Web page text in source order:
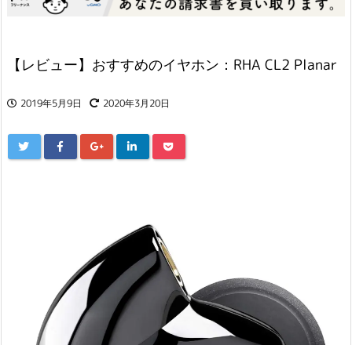
【レビュー】おすすめのイヤホン：RHA CL2 Planar
2019年5月9日 2020年3月20日